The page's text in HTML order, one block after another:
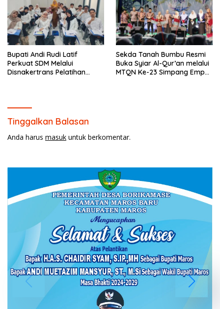
Bupati Andi Rudi Latif
Perkuat SDM Melalui
Disnakertrans Pelatihan
Sekda Tanah Bumbu Resmi
Buka Syiar Al-Qur’an melalui
MTQN Ke-23 Simpang Empat
Tinggalkan Balasan
Anda harus masuk untuk berkomentar.